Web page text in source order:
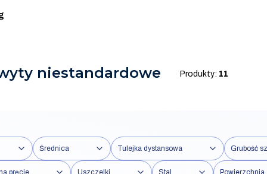
niestandardowe Produkty: 11
Średnica Tulejka dystansowa Grubość
pręcie Uszczelki Stal Powierzchnia